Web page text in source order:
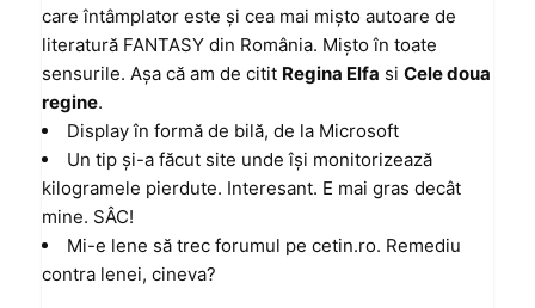
care întâmplator este şi cea mai mişto autoare de
literatură FANTASY din România. Mişto în toate
sensurile. Aşa că am de citit Regina Elfa si Cele doua
regine.
Display în formă de bilă, de la Microsoft
Un tip şi-a făcut site unde îşi monitorizează
kilogramele pierdute. Interesant. E mai gras decât
mine. SÂC!
Mi-e lene să trec forumul pe cetin.ro. Remediu
contra lenei, cineva?